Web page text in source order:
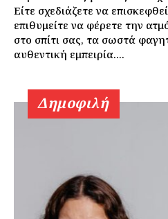
Είτε σχεδιάζετε να
επιθυμείτε να φέρετε την
στο σπίτι σας, τα σωστά
αυθεντική εμπειρία....
Δημοφιλή